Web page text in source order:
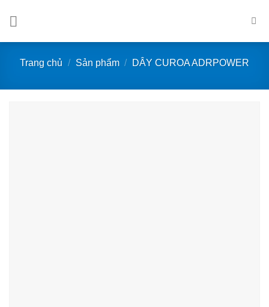
Trang chủ / Sản phẩm / DÂY CUROA ADRPOWER